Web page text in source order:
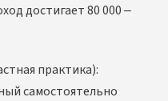
достигает 80 000 –
практика):
самостоятельно